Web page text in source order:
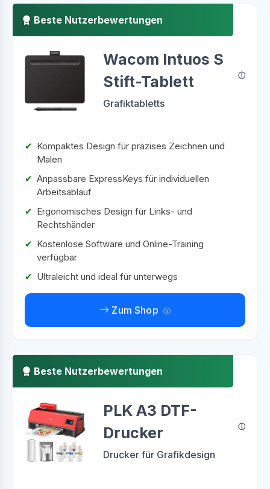
Beste Nutzerbewertungen
Wacom Intuos S
Stift-Tablett
Grafiktabletts
Kompaktes Design für präzises Zeichnen und
Malen
Anpassbare ExpressKeys für individuellen
Arbeitsablauf
Ergonomisches Design für Links- und
Rechtshänder
Kostenlose Software und Online-Training
verfügbar
Ultraleicht und ideal für unterwegs
Zum Shop
Beste Nutzerbewertungen
PLK A3 DTF-
Drucker
Drucker für Grafikdesign